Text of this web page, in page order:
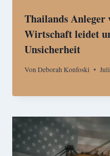
Thailands Anleger
Wirtschaft leidet
Unsicherheit
VonDeborah Konfoski